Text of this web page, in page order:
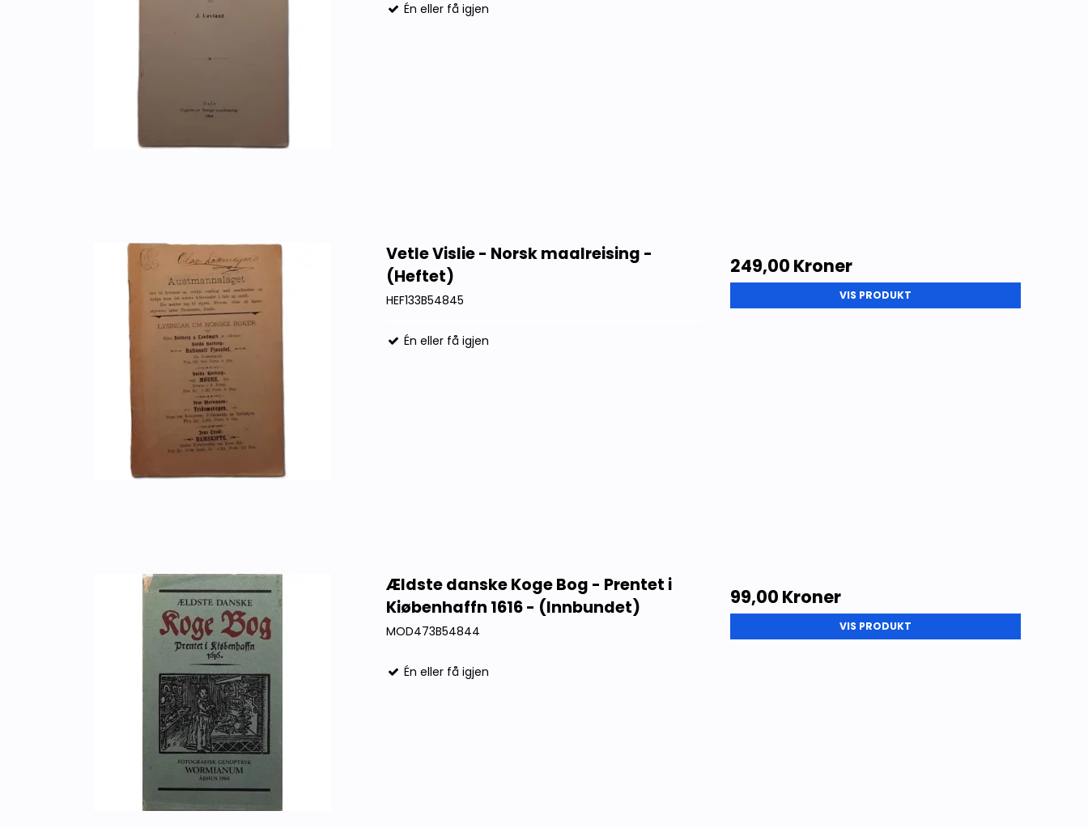
Én eller få igjen
Vetle Vislie - Norsk maalreising -
(Heftet)
HEF133B54845
Én eller få igjen
249,00 Kroner
VIS PRODUKT
Ældste danske Koge Bog - Prentet i
Kiøbenhaffn 1616 - (Innbundet)
MOD473B54844
Én eller få igjen
99,00 Kroner
VIS PRODUKT